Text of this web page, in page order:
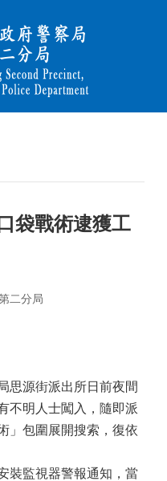
袋戰術逮獲工
二分局
思源街派出所日前夜間
不明人士闖入，隨即派
」包圍展開搜索，復依
裝監視器警報通知，當